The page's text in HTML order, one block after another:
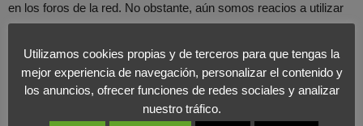
en los foros de la red. No obstante, aún somos reacios a utilizar
esta vía para la compra. Tan sólo un 4% se muestra partidario de
pagar su vehículo a través de Internet, frente a un 12% de los
alemanes, o a contratar on line el crédito para adquirir el vehículo.
Pero, pese a las dificultades, no está todo perdido, un 37% de los
Utilizamos cookies propias y de terceros para que tengas la
mejor experiencia de navegación, personalizar el contenido y
los anuncios, ofrecer funciones de redes sociales y analizar
nuestro tráfico.